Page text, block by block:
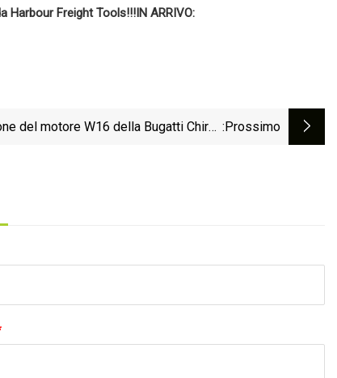
Harbour Freight Tools!!!IN ARRIVO:
del motore W16 della Bugatti Chiron :Prossimo